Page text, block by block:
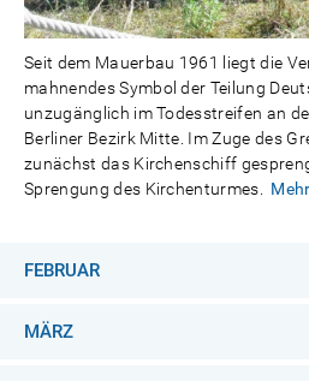
Seit dem Mauerbau 1961 liegt die
mahnendes Symbol der Teilung
unzugänglich im Todesstreifen an
Berliner Bezirk Mitte. Im Zuge des
zunächst das Kirchenschiff
Sprengung des Kirchenturmes.
Mehr
FEBRUAR
MÄRZ